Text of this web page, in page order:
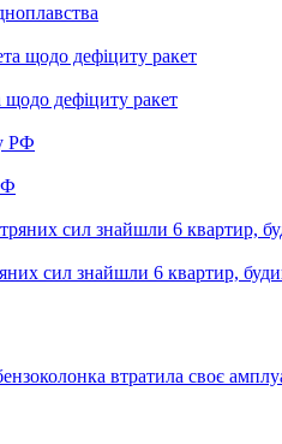
щодо дефіциту ракет
сил знайшли 6 квартир,
втратила своє